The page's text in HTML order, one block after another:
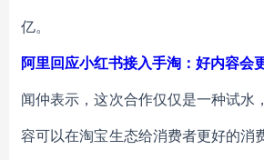
亿。
阿里回应小红书接入手淘：好内容会
闻仲表示，这次合作仅仅是一种试水
容可以在淘宝生态给消费者更好的消